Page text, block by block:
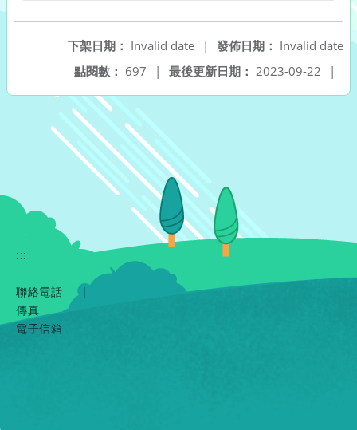
發佈日期： Invalid date
下架日期： Invalid date
|
最後更新日期： 2023-09-22 |
點閱數： 697 |
:::
聯絡電話
|
傳真
電子信箱